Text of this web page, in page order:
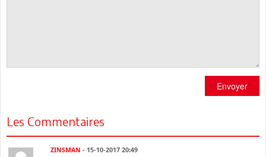
Envoyer
Les Commentaires
ZINSMAN - 15-10-2017 20:49